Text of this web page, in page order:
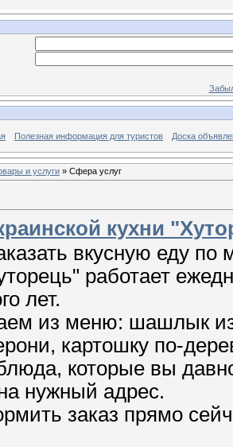
Полезная информация для туристов Доска
и услуги » Cфера услуг
кухни
вкусную еду
работает
лет.
из меню: шашлык
картошку по-
которые вы
нужный адрес.
заказ прямо